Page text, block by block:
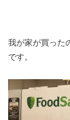
我が家が買った
です。